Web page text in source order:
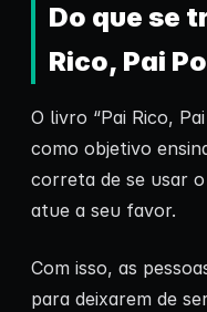
Do que se
Rico, Pai
O livro “Pai Rico,
como objetivo
correta de se usar
atue a seu favor.
Com isso, as
para deixarem de